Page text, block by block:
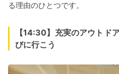
る理由のひとつです。
【14:30】充実のアウトド
びに行こう